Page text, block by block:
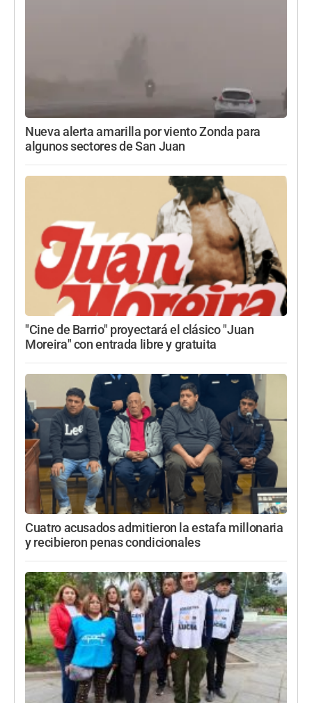
Nueva alerta amarilla por viento Zonda para
algunos sectores de San Juan
"Cine de Barrio" proyectará el clásico "Juan
Moreira" con entrada libre y gratuita
Cuatro acusados admitieron la estafa millonaria
y recibieron penas condicionales